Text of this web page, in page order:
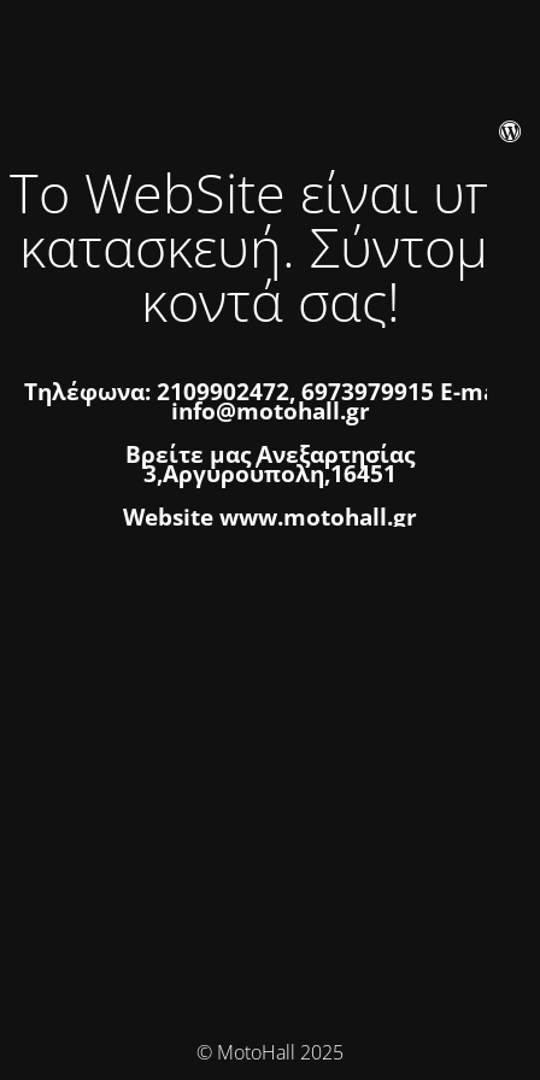
Το WebSite είναι υπό
κατασκευή. Σύντομα
κοντά σας!
Τηλέφωνα: 2109902472, 6973979915 E-mail:
info@motohall.gr
Βρείτε μας Ανεξαρτησίας
3,Αργυρούπολη,16451
Website www.motohall.gr
© MotoHall 2025